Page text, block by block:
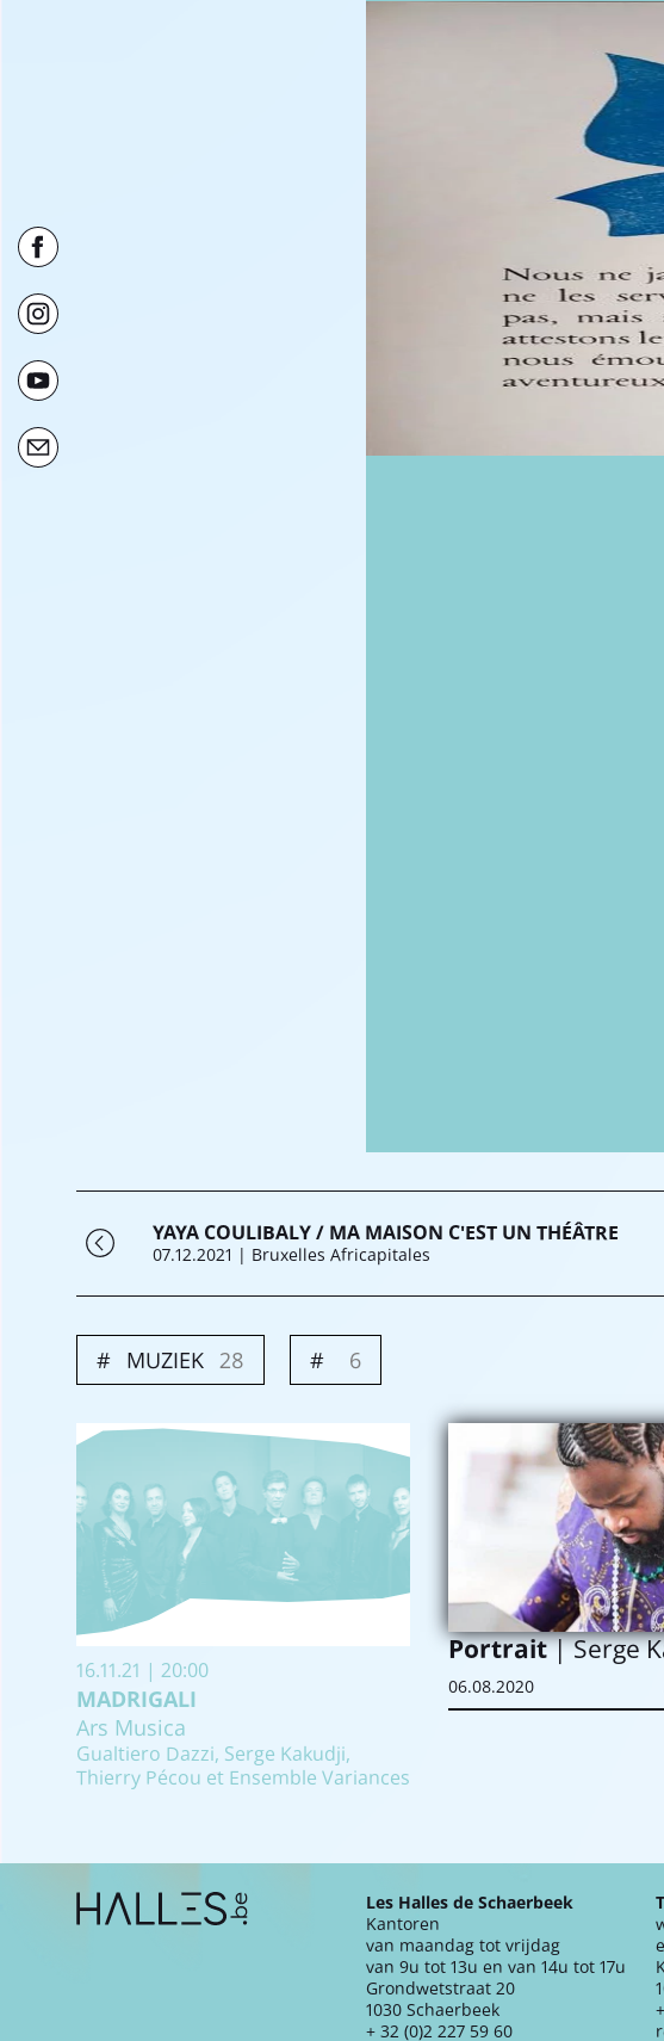
YAYA COULIBALY / MA MAISON C'EST UN THÉÂTRE
07.12.2021 | Bruxelles Africapitales
MUZIEK 28 6
16.11.21 | 20:00
MADRIGALI
Ars Musica
Gualtiero Dazzi, Serge Kakudji,
Thierry Pécou et Ensemble Variances
Portrait| Serge
06.08.2020
Extra navigation
Les Halles de Schaerbeek
Kantoren
van maandag tot vrijdag
van 9u tot 13u en van 14u tot 17u
Grondwetstraat 20
1030 Schaerbeek
+ 32 (0)2 227 59 60